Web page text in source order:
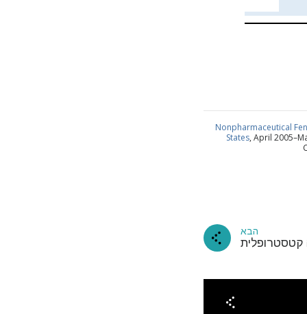
Nonpharmaceutical
States, April
הבא
קטסטרופלית